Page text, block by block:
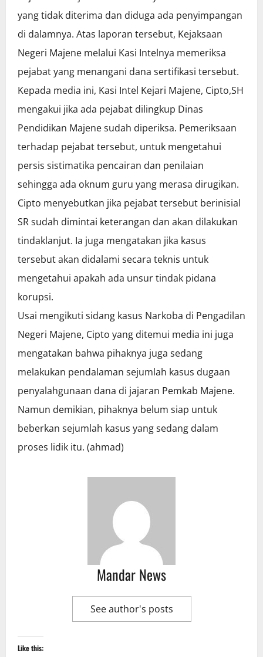
yang tidak diterima dan diduga ada penyimpangan
di dalamnya. Atas laporan tersebut, Kejaksaan
Negeri Majene melalui Kasi Intelnya memeriksa
pejabat yang menangani dana sertifikasi tersebut.
Kepada media ini, Kasi Intel Kejari Majene, Cipto,SH
mengakui jika ada pejabat dilingkup Dinas
Pendidikan Majene sudah diperiksa. Pemeriksaan
terhadap pejabat tersebut, untuk mengetahui
persis sistimatika pencairan dan penilaian
sehingga ada oknum guru yang merasa dirugikan.
Cipto menyebutkan jika pejabat tersebut berinisial
SR sudah dimintai keterangan dan akan dilakukan
tindaklanjut. Ia juga mengatakan jika kasus
tersebut akan didalami secara teknis untuk
mengetahui apakah ada unsur tindak pidana
korupsi.
Usai mengikuti sidang kasus Narkoba di Pengadilan
Negeri Majene, Cipto yang ditemui media ini juga
mengatakan bahwa pihaknya juga sedang
melakukan pendalaman sejumlah kasus dugaan
penyalahgunaan dana di jajaran Pemkab Majene.
Namun demikian, pihaknya belum siap untuk
beberkan sejumlah kasus yang sedang dalam
proses lidik itu. (ahmad)
Mandar News
See author's posts
Like this: